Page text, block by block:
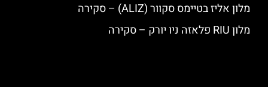
מלון אליז בטיימס סקוור (ALIZ) – סקירה
מלון RIU פלאזה ניו יורק – סקירה